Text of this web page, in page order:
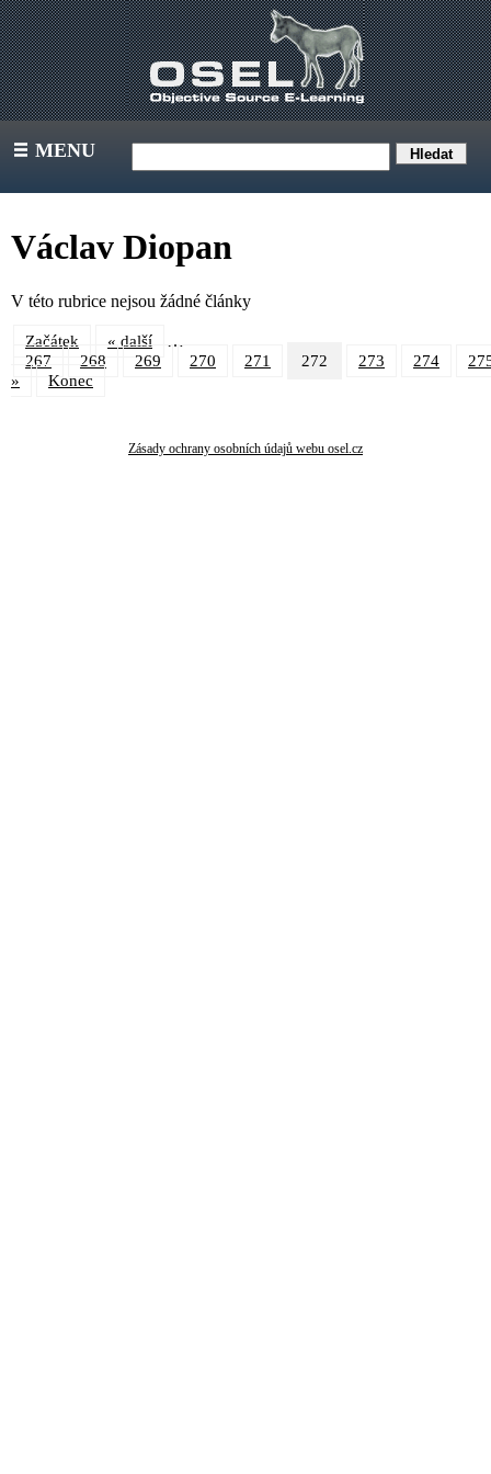
III MENU
Václav Diopan
V této rubrice nejsou žádné články
Začátek « další …
267 268 269 270 271 272 273 274
»
Konec
Zásady ochrany osobních údajů webu osel.cz